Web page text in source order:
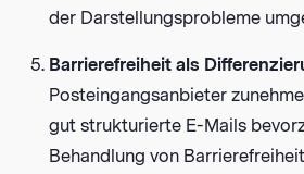
der Darstellungsprobleme
Barrierefreiheit als
Posteingangsanbieter
gut strukturierte E-Mails
Behandlung von